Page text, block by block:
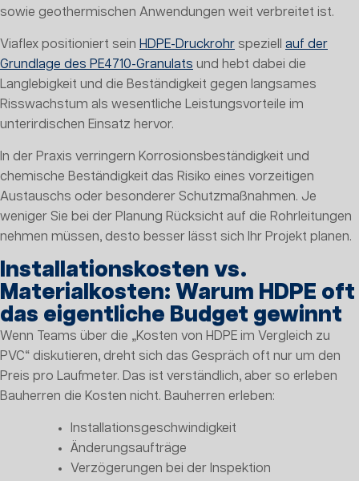
sowie geothermischen Anwendungen weit verbreitet ist.
Viaflex positioniert sein HDPE-Druckrohr speziell auf der
Grundlage des PE4710-Granulats und hebt dabei die
Langlebigkeit und die Beständigkeit gegen langsames
Risswachstum als wesentliche Leistungsvorteile im
unterirdischen Einsatz hervor.
In der Praxis verringern Korrosionsbeständigkeit und
chemische Beständigkeit das Risiko eines vorzeitigen
Austauschs oder besonderer Schutzmaßnahmen. Je
weniger Sie bei der Planung Rücksicht auf die Rohrleitungen
nehmen müssen, desto besser lässt sich Ihr Projekt planen.
Installationskosten vs.
Materialkosten: Warum HDPE oft
das eigentliche Budget gewinnt
Wenn Teams über die „Kosten von HDPE im Vergleich zu
PVC“ diskutieren, dreht sich das Gespräch oft nur um den
Preis pro Laufmeter. Das ist verständlich, aber so erleben
Bauherren die Kosten nicht. Bauherren erleben:
Installationsgeschwindigkeit
Änderungsaufträge
Verzögerungen bei der Inspektion